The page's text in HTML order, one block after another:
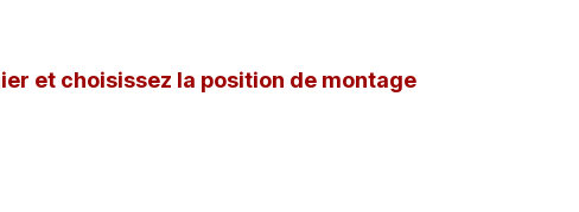
et choisissez la position de montage